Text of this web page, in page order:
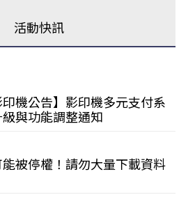
活動快訊
印機公告】影印機多元支付系
與功能調整通知
被停權！請勿大量下載資料